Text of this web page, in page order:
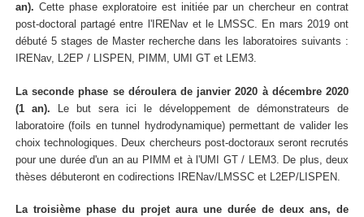
an). Cette phase exploratoire est initiée par un chercheur en contrat
post-doctoral partagé entre l'IRENav et le LMSSC. En mars 2019 ont
débuté 5 stages de Master recherche dans les laboratoires suivants :
IRENav, L2EP / LISPEN, PIMM, UMI GT et LEM3.
La seconde phase se déroulera de janvier 2020 à décembre 2020
(1 an). Le but sera ici le développement de démonstrateurs de
laboratoire (foils en tunnel hydrodynamique) permettant de valider les
choix technologiques. Deux chercheurs post-doctoraux seront recrutés
pour une durée d'un an au PIMM et à l'UMI GT / LEM3. De plus, deux
thèses débuteront en codirections IRENav/LMSSC et L2EP/LISPEN.
La troisième phase du projet aura une durée de deux ans, de